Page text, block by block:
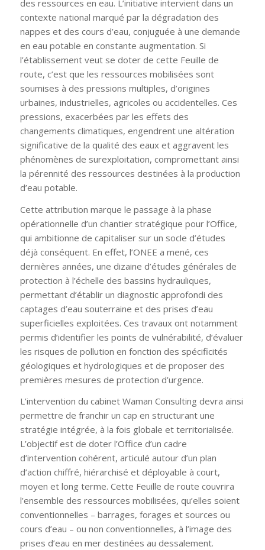
des ressources en eau. L’initiative intervient dans un
contexte national marqué par la dégradation des
nappes et des cours d’eau, conjuguée à une demande
en eau potable en constante augmentation. Si
l’établissement veut se doter de cette Feuille de
route, c’est que les ressources mobilisées sont
soumises à des pressions multiples, d’origines
urbaines, industrielles, agricoles ou accidentelles. Ces
pressions, exacerbées par les effets des
changements climatiques, engendrent une altération
significative de la qualité des eaux et aggravent les
phénomènes de surexploitation, compromettant ainsi
la pérennité des ressources destinées à la production
d’eau potable.
Cette attribution marque le passage à la phase
opérationnelle d’un chantier stratégique pour l’Office,
qui ambitionne de capitaliser sur un socle d’études
déjà conséquent. En effet, l’ONEE a mené, ces
dernières années, une dizaine d’études générales de
protection à l’échelle des bassins hydrauliques,
permettant d’établir un diagnostic approfondi des
captages d’eau souterraine et des prises d’eau
superficielles exploitées. Ces travaux ont notamment
permis d’identifier les points de vulnérabilité, d’évaluer
les risques de pollution en fonction des spécificités
géologiques et hydrologiques et de proposer des
premières mesures de protection d’urgence.
L’intervention du cabinet Waman Consulting devra ainsi
permettre de franchir un cap en structurant une
stratégie intégrée, à la fois globale et territorialisée.
L’objectif est de doter l’Office d’un cadre
d’intervention cohérent, articulé autour d’un plan
d’action chiffré, hiérarchisé et déployable à court,
moyen et long terme. Cette Feuille de route couvrira
l’ensemble des ressources mobilisées, qu’elles soient
conventionnelles – barrages, forages et sources ou
cours d’eau – ou non conventionnelles, à l’image des
prises d’eau en mer destinées au dessalement.